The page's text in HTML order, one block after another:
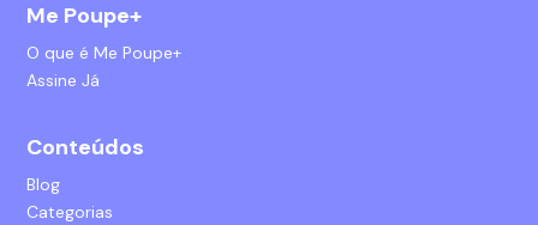
Me Poupe+
O que é Me Poupe+
Assine Já
Conteúdos
Blog
Categorias